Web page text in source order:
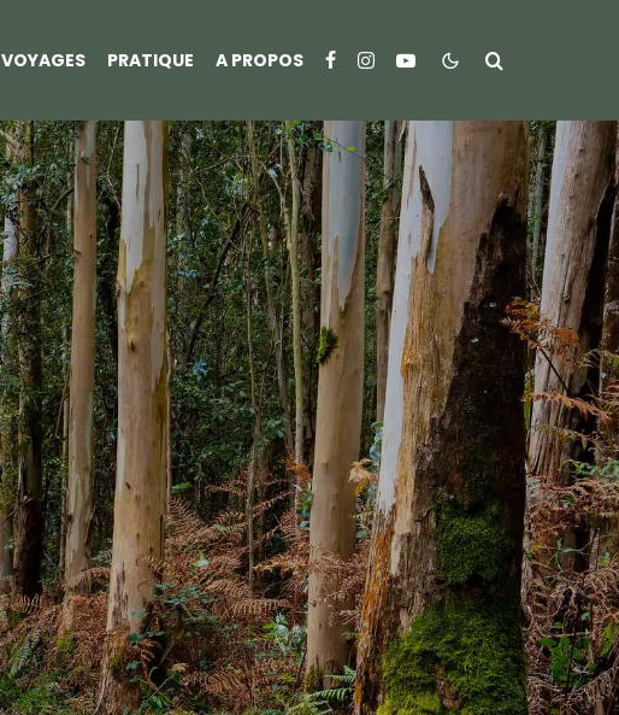
VOYAGES PRATIQUE A PROPOS